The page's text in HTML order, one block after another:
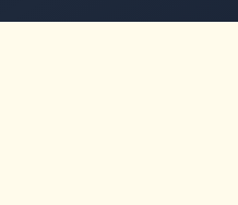
Q:Un taxi peut-il transporter 3
Quel âge minimum pour
Il n'y a pas d'âge légal